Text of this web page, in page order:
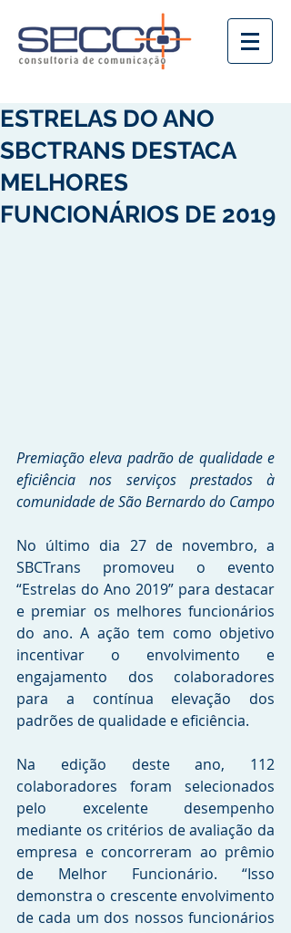
ESTRELAS DO ANO
SBCTRANS DESTACA
MELHORES
FUNCIONÁRIOS DE 2019
Premiação eleva padrão de qualidade e
eficiência nos serviços prestados à
comunidade de São Bernardo do Campo
No último dia 27 de novembro, a
SBCTrans promoveu o evento
“Estrelas do Ano 2019” para destacar
e premiar os melhores funcionários
do ano. A ação tem como objetivo
incentivar o envolvimento e
engajamento dos colaboradores
para a contínua elevação dos
padrões de qualidade e eficiência.
Na edição deste ano, 112
colaboradores foram selecionados
pelo excelente desempenho
mediante os critérios de avaliação da
empresa e concorreram ao prêmio
de Melhor Funcionário. “Isso
demonstra o crescente envolvimento
de cada um dos nossos funcionários